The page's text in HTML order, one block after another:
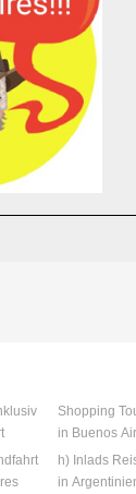
Shopping
in Buenos
h) Inlads
in